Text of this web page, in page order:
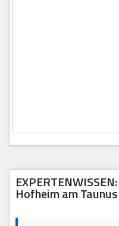
Hofheim am Taunus